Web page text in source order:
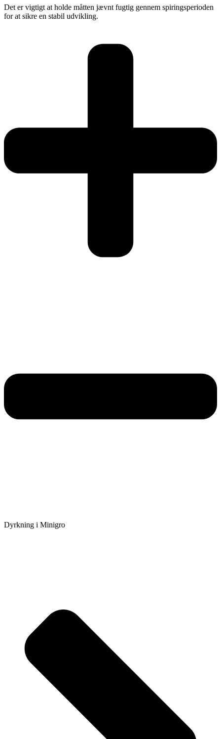
Det er vigtigt at holde måtten jævnt fugtig gennem spiringsperioden
for at sikre en stabil udvikling.
Dyrkning i Minigro